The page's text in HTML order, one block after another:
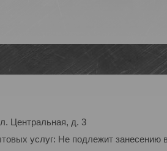
Центральная, д. 3
услуг: Не подлежит занесению